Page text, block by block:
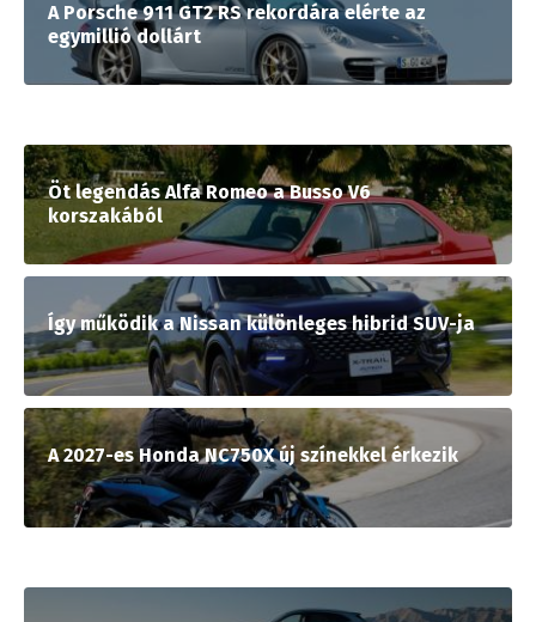
A Porsche 911 GT2 RS rekordára elérte az
egymillió dollárt
Öt legendás Alfa Romeo a Busso V6
korszakából
Így működik a Nissan különleges hibrid SUV-ja
A 2027-es Honda NC750X új színekkel érkezik